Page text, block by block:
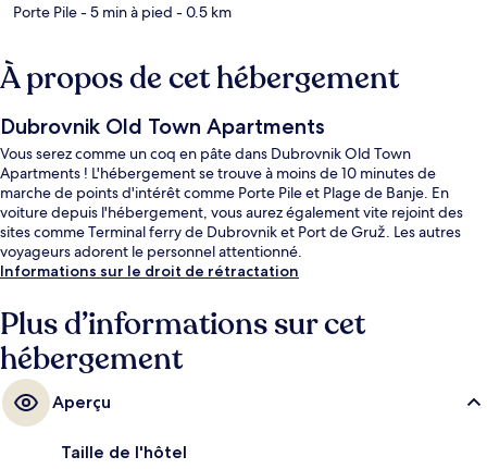
Porte Pile- 5 min à pied - 0.5 km
À propos de cet hébergement
Dubrovnik Old Town Apartments
Vous serez comme un coq en pâte dans Dubrovnik Old Town
Apartments ! L'hébergement se trouve à moins de 10 minutes de
marche de points d'intérêt comme Porte Pile et Plage de Banje. En
voiture depuis l'hébergement, vous aurez également vite rejoint des
sites comme Terminal ferry de Dubrovnik et Port de Gruž. Les autres
voyageurs adorent le personnel attentionné.
Informations sur le droit de rétractation
Plus d’informations sur cet
hébergement
Aperçu
Taille de l'hôtel